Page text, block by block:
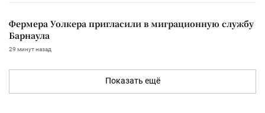
Фермера Уолкера пригласили в миграционную службу
Барнаула
29 минут назад
Показать ещё